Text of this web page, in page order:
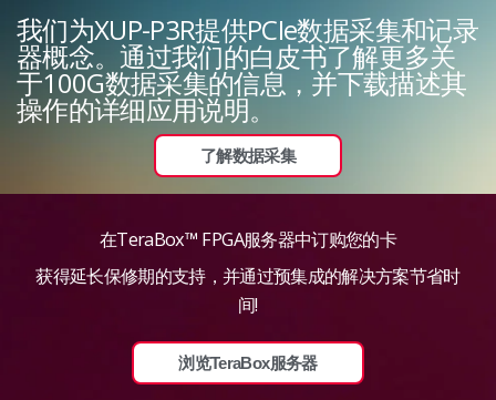
我们为XUP-P3R提供PCIe数据采集和记录
器概念。通过我们的白皮书了解更多关
于100G数据采集的信息，并下载描述其
操作的详细应用说明。
了解数据采集
在TeraBox™ FPGA服务器中订购您的卡
获得延长保修期的支持，并通过预集成的解决方案节省时
间!
浏览TeraBox服务器